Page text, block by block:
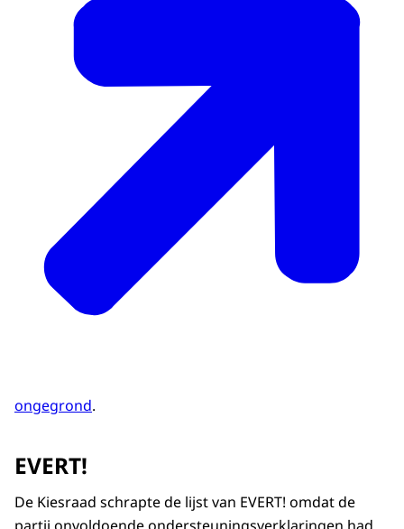
ongegrond.
EVERT!
De Kiesraad schrapte de lijst van EVERT! omdat de